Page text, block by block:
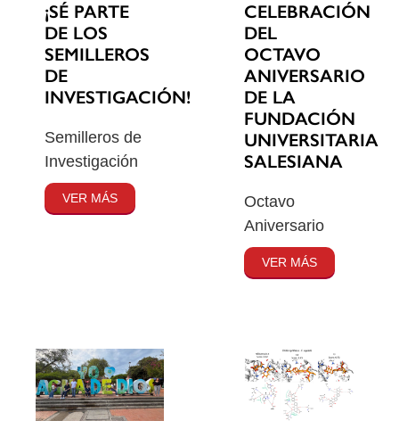
¡SÉ PARTE
DE LOS
SEMILLEROS
DE
INVESTIGACIÓN!
Semilleros de
Investigación
VER MÁS
CELEBRACIÓN
DEL
OCTAVO
ANIVERSARIO
DE LA
FUNDACIÓN
UNIVERSITARIA
SALESIANA
Octavo
Aniversario
VER MÁS